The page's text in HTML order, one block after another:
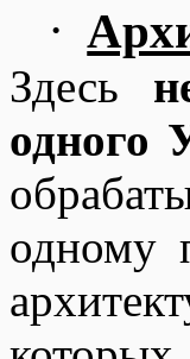
·
Здесь
одного
одному